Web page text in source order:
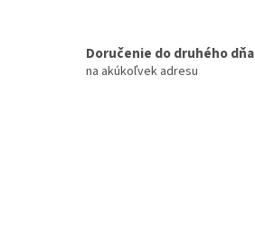
Doručenie do druhého dňa
na akúkoľvek adresu